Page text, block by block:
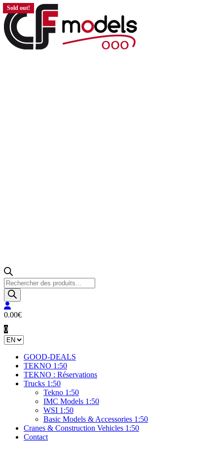
Products
search
0.00€
0
GOOD-DEALS
TEKNO 1:50
TEKNO : Réservations
Trucks 1:50
Tekno 1:50
IMC Models 1:50
WSI 1:50
Basic Models & Accessories 1:50
Cranes & Construction Vehicles 1:50
Contact
Sold out!